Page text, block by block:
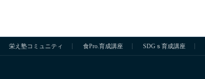
栄え塾コミュニティ 食Pro.育成講座 SDGｓ育成講座